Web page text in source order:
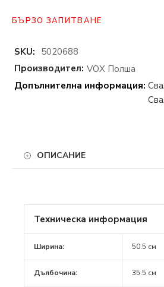
БЪРЗО ЗАПИТВАНЕ
SKU: 5020688
Производител: VOX Полша
Допълнителна информация:
ОПИСАНИЕ
пространство във Вашия дом.
различни аранжировки – в
или домашния офис.
Благодарение на специално
Техническа информация
Ширина: 50.5 см
Дълбочина: 35.5 см